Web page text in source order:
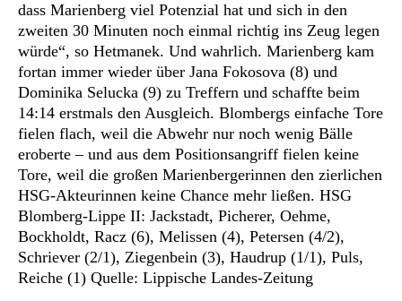
dass Marienberg viel Potenzial hat und sich in den
zweiten 30 Minuten noch einmal richtig ins Zeug legen
würde“, so Hetmanek. Und wahrlich. Marienberg kam
fortan immer wieder über Jana Fokosova (8) und
Dominika Selucka (9) zu Treffern und schaffte beim
14:14 erstmals den Ausgleich. Blombergs einfache Tore
fielen flach, weil die Abwehr nur noch wenig Bälle
eroberte – und aus dem Positionsangriff fielen keine
Tore, weil die großen Marienbergerinnen den zierlichen
HSG-Akteurinnen keine Chance mehr ließen. HSG
Blomberg-Lippe II: Jackstadt, Picherer, Oehme,
Bockholdt, Racz (6), Melissen (4), Petersen (4/2),
Schriever (2/1), Ziegenbein (3), Haudrup (1/1), Puls,
Reiche (1) Quelle: Lippische Landes-Zeitung